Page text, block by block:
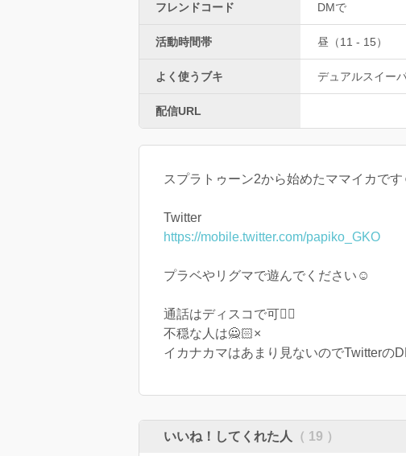
フレンドコード DMで
活動時間帯 昼（11 - 15）
よく使うブキ デュアルスイー
配信URL
スプラトゥーン2から始めたママイカで
Twitter
https://mobile.twitter.com/papiko_GKO
プラベやリグマで遊んでください☺️
通話はディスコで可🙆‍♀️
不穏な人は🙅🏻×
イカナカマはあまり見ないのでTwitterの
いいね！してくれた人 （ 19 ）